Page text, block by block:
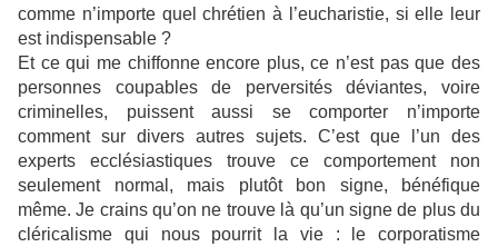
comme n’importe quel chrétien à l’eucharistie, si elle leur
est indispensable ?
Et ce qui me chiffonne encore plus, ce n’est pas que des
personnes coupables de perversités déviantes, voire
criminelles, puissent aussi se comporter n’importe
comment sur divers autres sujets. C’est que l’un des
experts ecclésiastiques trouve ce comportement non
seulement normal, mais plutôt bon signe, bénéfique
même. Je crains qu’on ne trouve là qu’un signe de plus du
cléricalisme qui nous pourrit la vie : le corporatisme